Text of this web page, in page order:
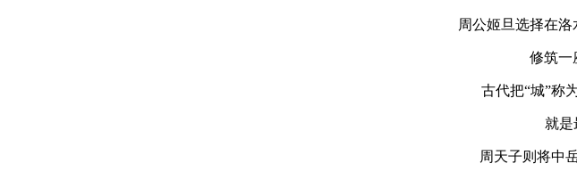
周公姬旦选择在
修筑一
古代把“城”称
就是
周天子则将中